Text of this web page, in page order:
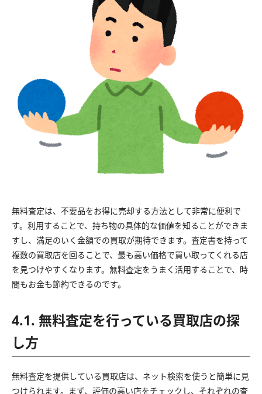
無料査定は、不要品をお得に売却する方法として非常に便利で
す。利用することで、持ち物の具体的な価値を知ることができま
すし、満足のいく金額での買取が期待できます。査定書を持って
複数の買取店を回ることで、最も高い価格で買い取ってくれる店
を見つけやすくなります。無料査定をうまく活用することで、時
間もお金も節約できるのです。
4.1. 無料査定を行っている買取店の探
し方
無料査定を提供している買取店は、ネット検索を使うと簡単に見
つけられます。まず、評価の高い店をチェックし、それぞれの査